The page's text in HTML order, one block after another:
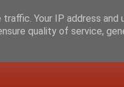
Your IP address and
quality of service,